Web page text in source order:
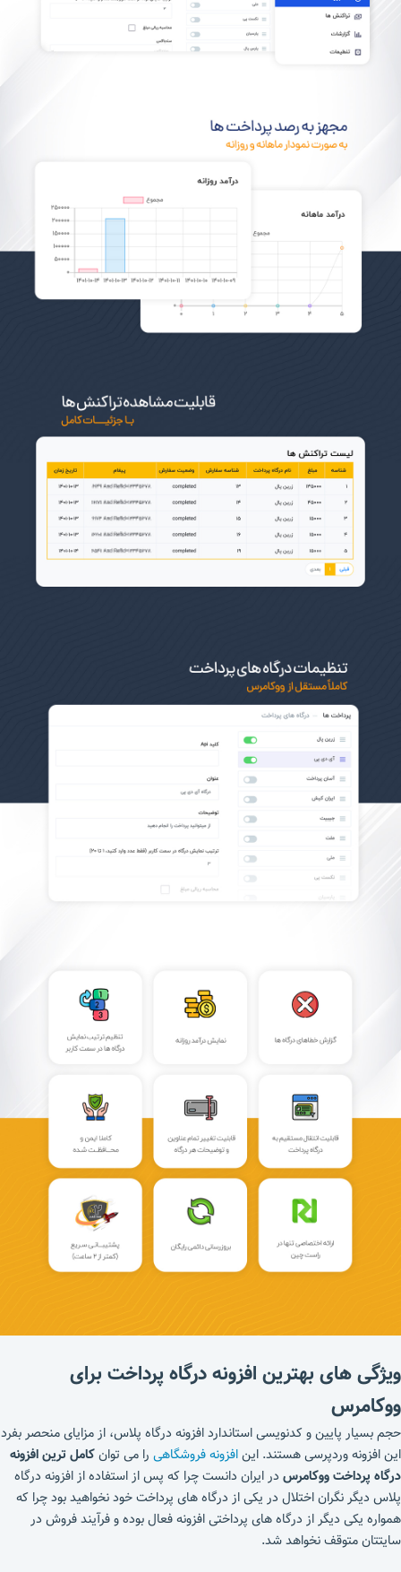
ویژگی های بهترین افزونه درگاه پرداخت برای
ووکامرس
حجم بسیار پایین و کدنویسی استاندارد افزونه درگاه پلاس، از مزایای منحصر بفرد
این افزونه وردپرسی هستند. اینافزونه فروشگاهی را می توانکامل ترین افزونه
درگاه پرداخت ووکامرس در ایران دانست چرا که پس از استفاده از افزونه درگاه
پلاس دیگر نگران اختلال در یکی از درگاه های پرداخت خود نخواهید بود چرا که
همواره یکی دیگر از درگاه های پرداختی افزونه فعال بوده و فرآیند فروش در
سایتتان متوقف نخواهد شد.